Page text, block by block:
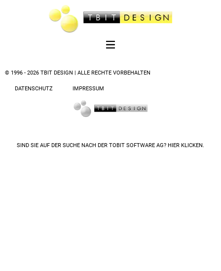
© 1996 - 2026 TBIT DESIGN | ALLE RECHTE VORBEHALTEN
DATENSCHUTZ IMPRESSUM
SIND SIE AUF DER SUCHE NACH DER TOBIT SOFTWARE AG? HIER KLICKEN.